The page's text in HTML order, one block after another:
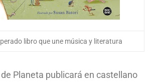
libro que une música y literatura
de Planeta publicará en castellano